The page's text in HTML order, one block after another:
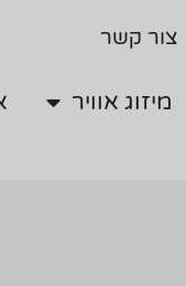
צור קשר
מיזוג אוויר
מיזוג אוויר